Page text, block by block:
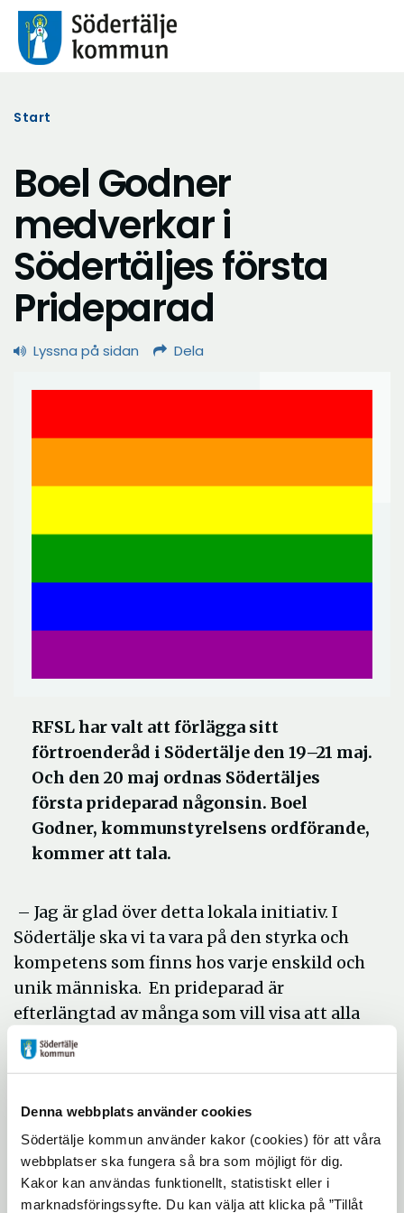
Denna webbplats använder cookies
Södertälje kommun använder kakor (cookies) för att våra
webbplatser ska fungera så bra som möjligt för dig.
Kakor kan användas funktionellt, statistiskt eller i
marknadsföringssyfte. Du kan välja att klicka på ”Tillåt
Start
Boel Godner
medverkar i
Södertäljes första
Prideparad
Lyssna på sidan Dela
RFSL har valt att förlägga sitt
förtroenderåd i Södertälje den 19–21 maj.
Och den 20 maj ordnas Södertäljes
första prideparad någonsin. Boel
Godner, kommunstyrelsens ordförande,
kommer att tala.
– Jag är glad över detta lokala initiativ. I
Södertälje ska vi ta vara på den styrka och
kompetens som finns hos varje enskild och
unik människa. En prideparad är
efterlängtad av många som vill visa att alla
är välkomna här.
Det är RFSL Södertälje som tagit initiativ till
föreningslivet i Södertälje att delta i
paraden som börjar klockan 13 på Stora
torget. Representanter för RFSL Södertälje
och Boel Godner talar och sedan tågar alla